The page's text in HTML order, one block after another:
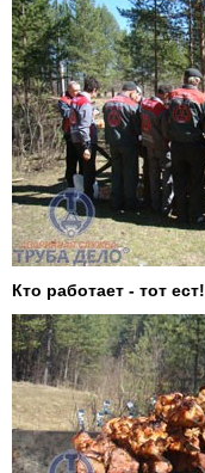
Кто работает - тот ест!